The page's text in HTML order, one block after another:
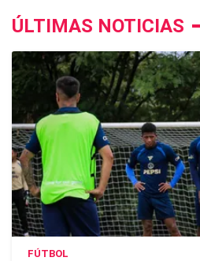
ÚLTIMAS NOTICIAS
FÚTBOL